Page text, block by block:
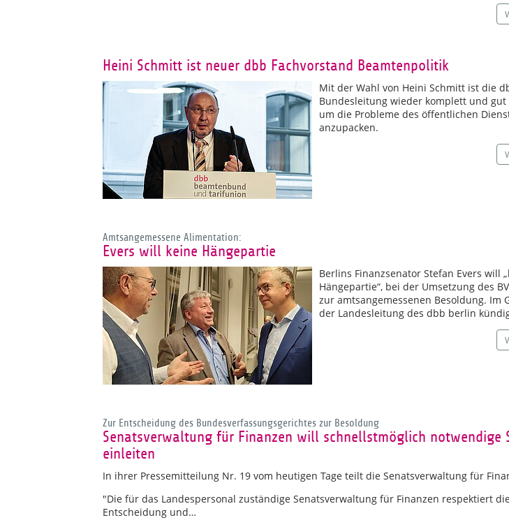
Heini Schmitt ist neuer dbb Fachvorstand Beamtenpolitik
Mit der Wahl von Heini Schmitt ist die
Bundesleitung wieder komplett und gut
um die Probleme des öffentlichen
anzupacken.
Amtsangemessene Alimentation:
Evers will keine Hängepartie
Berlins Finanzsenator Stefan Evers will
Hängepartie“, bei der Umsetzung des
zur amtsangemessenen Besoldung. Im
der Landesleitung des dbb berlin
Zur Entscheidung des Bundesverfassungsgerichtes zur Besoldung
Senatsverwaltung für Finanzen will schnellstmöglich notwendige
einleiten
In ihrer Pressemitteilung Nr. 19 vom heutigen Tage teilt die Senatsverwaltung für
"Die für das Landespersonal zuständige Senatsverwaltung für Finanzen respektiert
Entscheidung und…